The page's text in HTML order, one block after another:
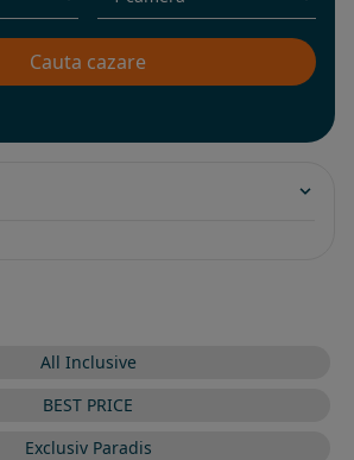
All Inclusive
BEST PRICE
Exclusiv Paradis